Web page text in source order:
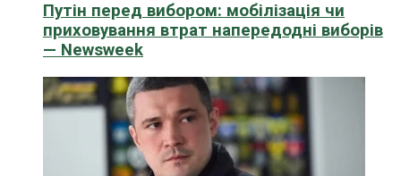
Путін перед вибором: мобілізація чи
приховування втрат напередодні виборів
— Newsweek